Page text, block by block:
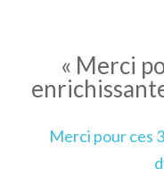
« Merci
Merci pour ces